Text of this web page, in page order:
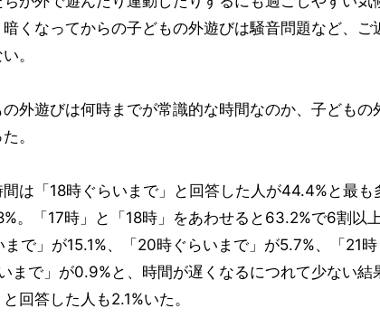
くなってからの子どもの外遊びは騒音問題など、ご
。
外遊びは何時までが常識的な時間なのか、子どもの
。
は「18時ぐらいまで」と回答した人が44.4%と最も
。「17時」と「18時」をあわせると63.2%で6割以
まで」が15.1%、「20時ぐらいまで」が5.7%、「21
まで」が0.9%と、時間が遅くなるにつれて少ない結
回答した人も2.1%いた。